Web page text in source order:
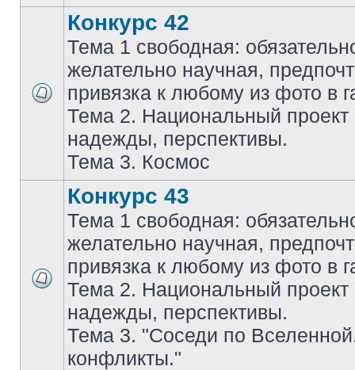
Конкурс 42
Тема 1 свободная:
желательно научная,
привязка к любому из фото в
Тема 2. Национальный
надежды, перспективы.
Тема 3. Космос
Конкурс 43
Тема 1 свободная:
желательно научная,
привязка к любому из фото в
Тема 2. Национальный
надежды, перспективы.
Тема 3. "Соседи по
конфликты."